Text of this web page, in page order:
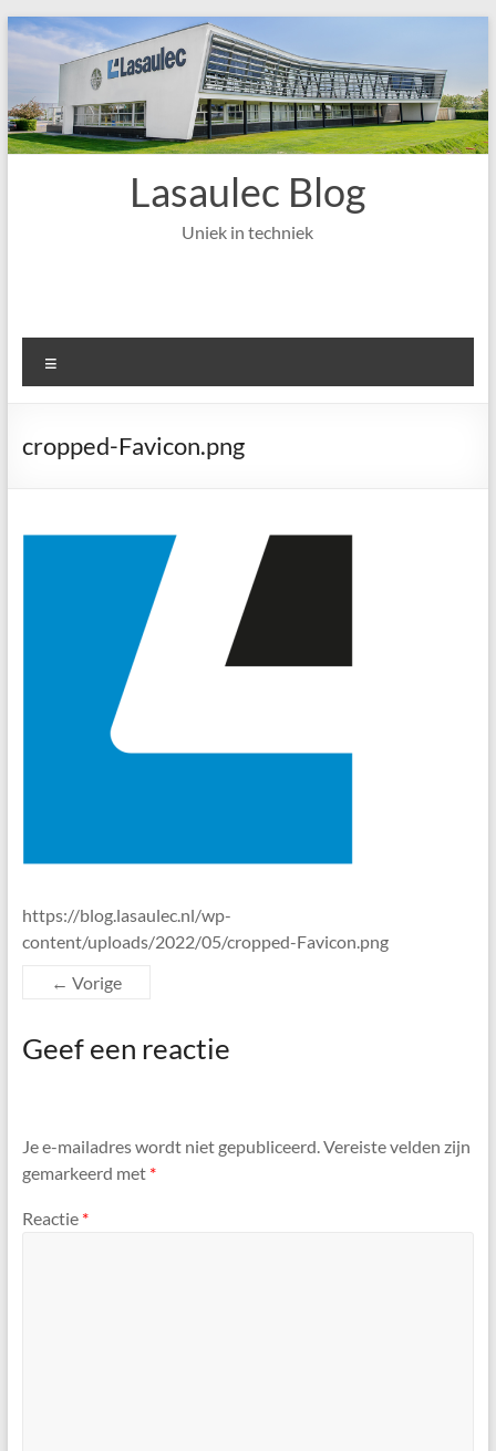
Ga
de
inhoud
Lasaulec Blog
Uniek in techniek
cropped-Favicon.png
https://blog.lasaulec.nl/wp-
content/uploads/2022/05/cropped-Favicon.png
← Vorige
Geef een reactie
Je e-mailadres wordt niet gepubliceerd. Vereiste velden zijn
gemarkeerd met *
Reactie *